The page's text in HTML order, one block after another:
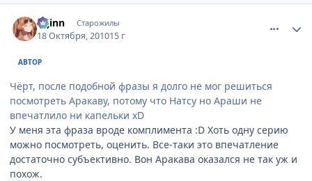
u-jinn Старожилы
18 Октября, 201015 г
АВТОР
Чёрт, после подобной фразы я долго не мог решиться
посмотреть Аракаву, потому что Натсу но Араши не
впечатлило ни капельки хD
У меня эта фраза вроде комплимента :D Хоть одну серию
можно посмотреть, оценить. Все-таки это впечатление
достаточно субъективно. Вон Аракава оказался не так уж и
похож.